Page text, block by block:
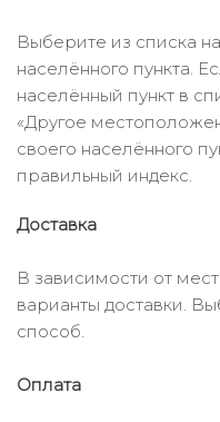
Выберите из списка
населённого пункта.
населённый пункт в
«Другое
своего населённого
правильный индекс.
Доставка
В зависимости от
варианты доставки.
способ.
Оплата